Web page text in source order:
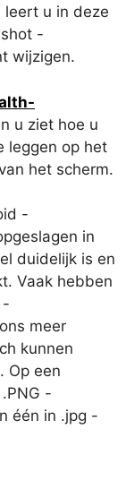
leert u in deze
-
wijzigen.
u ziet hoe u
leggen op het
het scherm.
-
in
duidelijk is en
Vaak hebben
-
meer
kunnen
Op een
-
één in .jpg -